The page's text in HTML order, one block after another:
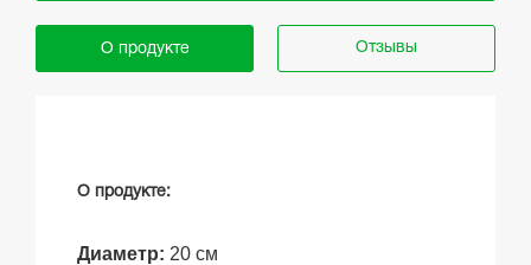
О продукте Отзывы
О продукте:
Диаметр: 20 см